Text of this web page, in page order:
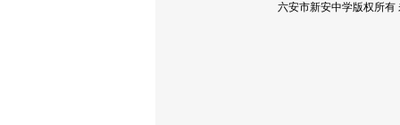
六安市新安中学版权所有